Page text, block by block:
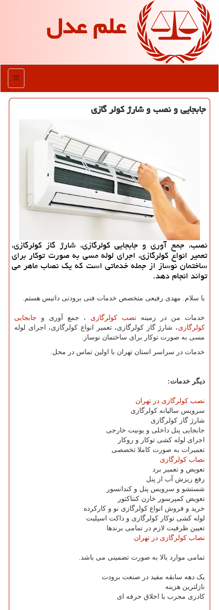
علم عدل
منو
جابجایی و نصب و شارژ كولر گازی
نصب، جمع آوری و جابجایی كولرگازی، شارژ گاز كولرگازی،
تعمیر انواع كولرگازی، اجرای لوله مسی به صورت توكار برای
ساختمان نوساز از جمله خدماتی است كه یك نصاب ماهر می
تواند انجام دهد.
با سلام. مهدی رفیعی متخصص خدمات فنی برودتی داتیس هستم.
خدمات من در زمینه نصب کولرگازی ، جمع آوری و جابجایی
کولرگازی، شارژ گاز کولرگازی، تعمیر انواع کولرگازی، اجرای لوله
مسی به صورت توکار برای ساختمان نوساز.
خدمات در سراسر استان تهران با اولین تماس در محل.
دیگر خدمات:
نصب کولرگازی در تهران
سرویس سالیانه کولرگازی
شارژ گاز کولرگازی
جابجایی پنل داخلی و یونیت خارجی
اجرای لوله کشی توکار و روکار
تعمیرات به صورت کاملا تخصصی
نصاب کولرگازی
تعویض و تعمیر برد
رفع ریزش آب از پنل
شستشو و سرویس پنل و کندانسور
تعویض کمپرسور خازن کنتاکتور
خرید و فروش انواع کولرگازی نو و کارکرده
لوله کشی توکار کولرگازی و داکت اسپلیت
تعیین ظرفیت لازم در تمامی برندها
نصاب کولرگازی در تهران
تمامی موارد بالا به صورت تضمینی می باشد.
یک دهه سابقه مفید در صنعت برودت
نازلترین هزینه
کادری مجرب با اخلاق حرفه ای